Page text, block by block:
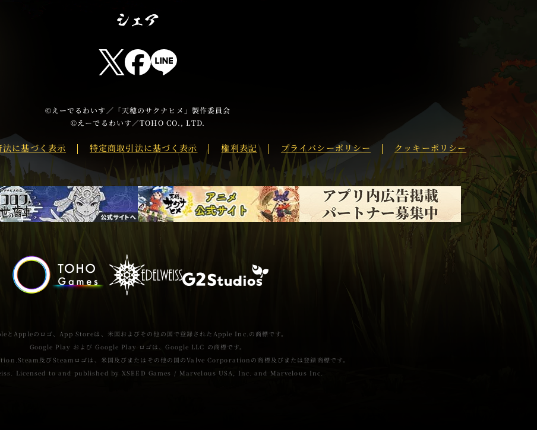
T
w
t
t
r
s
h
a
r
F
a
e
b
o
s
h
a
e
L
E
s
a
r
e
©えーでるわいす／「天穂のサクナヒメ」製作委員会
©えーでるわいす／TOHO CO., LTD.
法に基づく表示 特定商取引法に基づく表示 権利表記 プライバシーポリシー クッキーポリシー
とAppleのロゴ、App Storeは、米国およびその他の国で登録されたApple Inc.の商標です。
Google Play および Google Play ロゴは、Google LLC の商標です。
及びSteamロゴは、米国及びまたはその他の国のValve Corporationの商標及びまたは登録商標です。
Licensed to and published by XSEED Games / Marvelous USA, Inc. and Marvelous Inc.